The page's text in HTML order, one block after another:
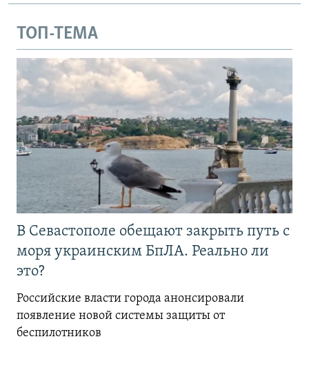
ТОП-ТЕМА
В Севастополе обещают закрыть путь с
моря украинским БпЛА. Реально ли
это?
Российские власти города анонсировали
появление новой системы защиты от
беспилотников